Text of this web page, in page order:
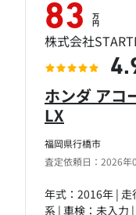
福岡県行橋市
査定依頼日：2026年
ホンダ アコ
LX
年式：2016年 |
系 | 車検：未入力
83 万
円
株式会社